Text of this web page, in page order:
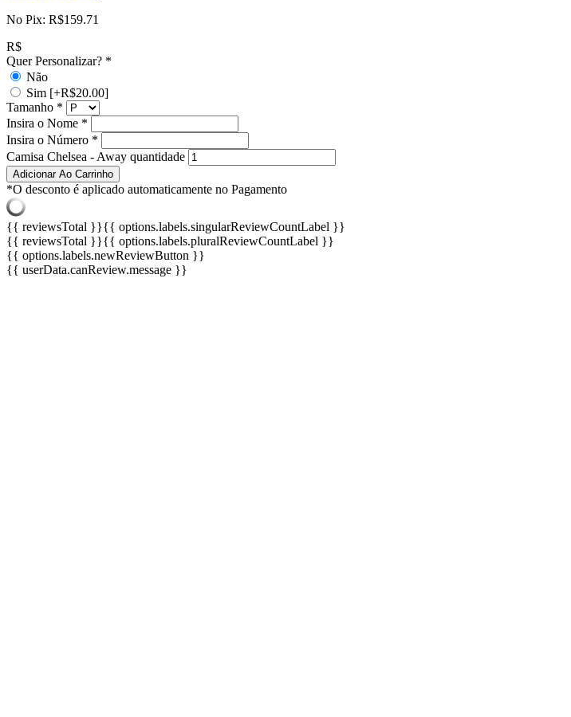
No Pix: R$159.71
R$
Quer Personalizar? *
Não
Sim [+R$20.00]
Tamanho *
Insira o Nome *
Insira o Número *
Camisa Chelsea - Away quantidade
Adicionar Ao Carrinho
*O desconto é aplicado automaticamente no Pagamento
{{ reviewsTotal }}{{ options.labels.singularReviewCountLabel }}
{{ reviewsTotal }}{{ options.labels.pluralReviewCountLabel }}
{{ options.labels.newReviewButton }}
{{ userData.canReview.message }}